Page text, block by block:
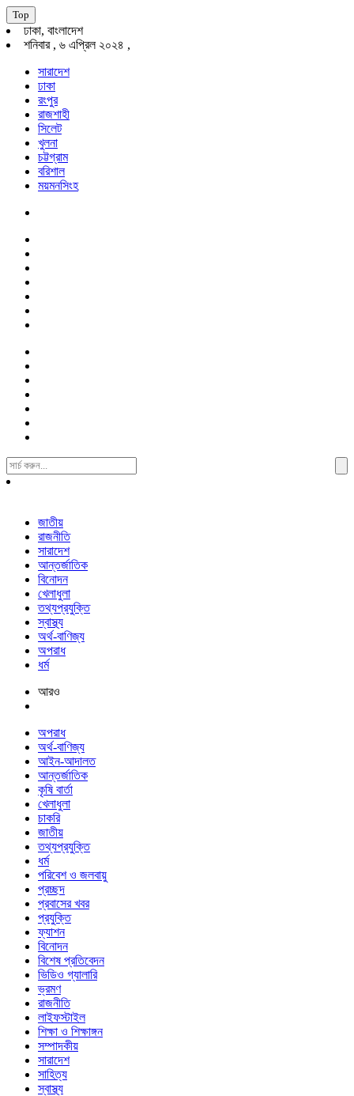
Top
ঢাকা, বাংলাদেশ
শনিবার , ৬ এপ্রিল ২০২৪ ,
সারাদেশ
ঢাকা
রংপুর
রাজশাহী
সিলেট
খুলনা
চট্টগ্রাম
বরিশাল
ময়মনসিংহ
Search
For:
জাতীয়
রাজনীতি
সারাদেশ
আন্তর্জাতিক
বিনোদন
খেলাধুলা
তথ্যপ্রযুক্তি
স্বাস্থ্য
অর্থ-বাণিজ্য
অপরাধ
ধর্ম
আরও
অপরাধ
অর্থ-বাণিজ্য
আইন-আদালত
আন্তর্জাতিক
কৃষি বার্তা
খেলাধুলা
চাকরি
জাতীয়
তথ্যপ্রযুক্তি
ধর্ম
পরিবেশ ও জলবায়ু
প্রচ্ছদ
প্রবাসের খবর
প্রযুক্তি
ফ্যাশন
বিনোদন
বিশেষ প্রতিবেদন
ভিডিও গ্যালারি
ভ্রমণ
রাজনীতি
লাইফস্টাইল
শিক্ষা ও শিক্ষাঙ্গন
সম্পাদকীয়
সারাদেশ
সাহিত্য
স্বাস্থ্য